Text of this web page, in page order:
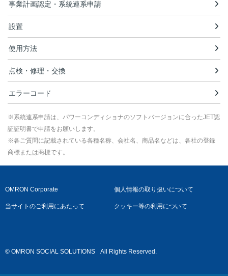
事業計画認定・系統連系申請
設置
使用方法
点検・修理・交換
エラーコード
※系統連系申請は、パワーコンディショナのソフトバージョンに合ったJET認
証証明書で申請をお願いします。
※各ご質問に記載されている各種名称、会社名、商品名などは、各社の登録
商標または商標です。
OMRON Corporate 個人情報の取り扱いについて
当サイトのご利用にあたって クッキー等の利用について
© OMRON SOCIAL SOLUTIONS All Rights Reserved.